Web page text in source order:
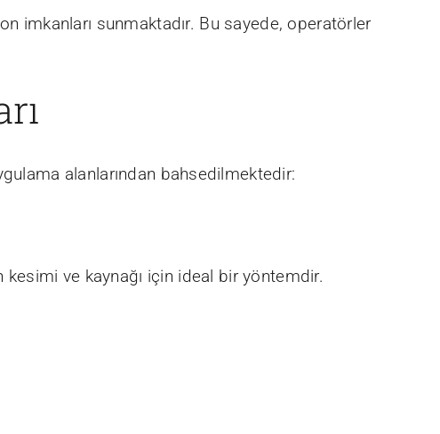
imkanları sunmaktadır. Bu sayede, operatörler
alanlarından bahsedilmektedir:
kesimi ve kaynağı için ideal bir yöntemdir.